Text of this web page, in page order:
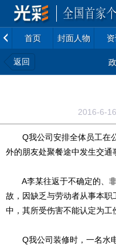
首页 封面人物
返回
2016-6-
Q我公司安排全体员工在公
外的朋友处聚餐途中发生交通
A李某往返于不确定的、非
故，因缺乏与劳动者从事本
中，其所受伤害不能认定为工
Q我公司装修时，一名水电